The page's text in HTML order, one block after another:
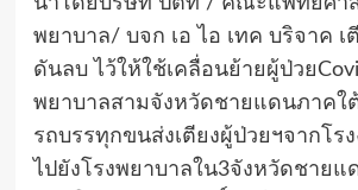
พยาบาล/ บจก เอ ไอ เทค บริจาค เ
ดันลบ ไว้ให้ใช้เคลื่อนย้ายผู้ป่วย
พยาบาลสามจังหวัดชายแดนภาคใ
รถบรรทุกขนส่งเตียงผู้ป่วยฯจากโร
ไปยังโรงพยาบาลใน3จังหวัดชายแ